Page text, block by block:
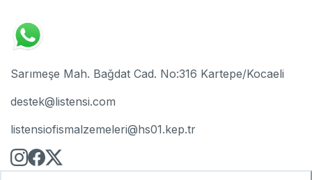
Sarımeşe Mah. Bağdat Cad. No:316 Kartepe/Kocaeli
destek@listensi.com
listensiofismalzemeleri@hs01.kep.tr